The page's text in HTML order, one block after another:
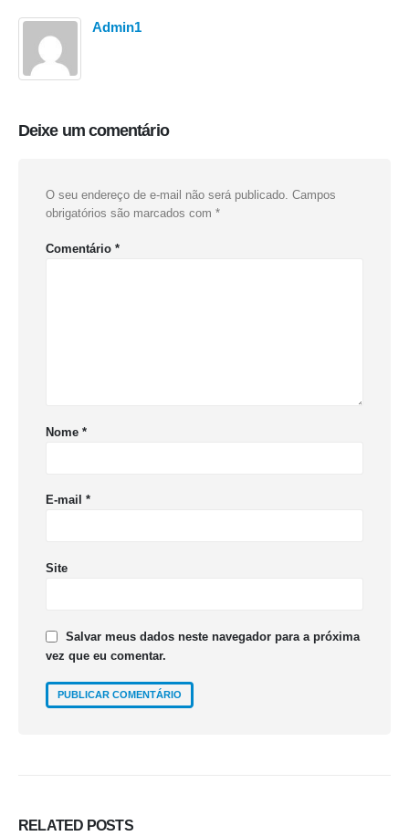
Admin1
Deixe um comentário
O seu endereço de e-mail não será publicado. Campos
obrigatórios são marcados com *
Comentário *
Nome *
E-mail *
Site
Salvar meus dados neste navegador para a próxima
vez que eu comentar.
RELATED POSTS